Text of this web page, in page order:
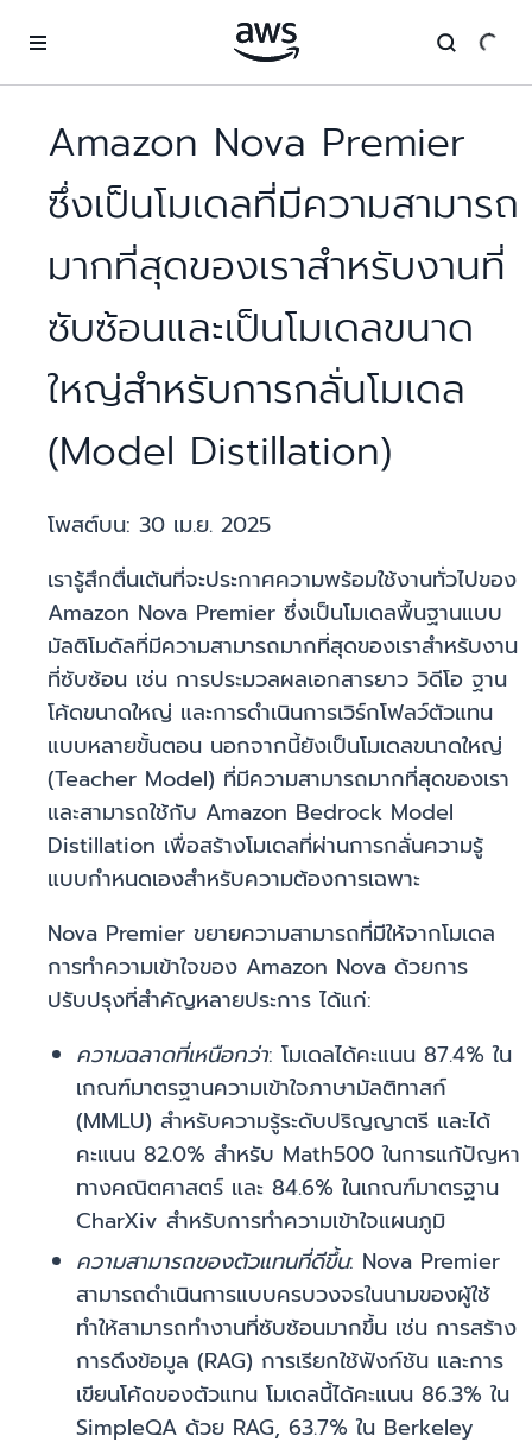
Amazon Nova Premier
ซึ่งเป็นโมเดลที่มีความสามารถ
มากที่สุดของเราสำหรับงานที่
ซับซ้อนและเป็นโมเดลขนาด
ใหญ่สำหรับการกลั่นโมเดล
(Model Distillation)
โพสต์บน: 30 เม.ย. 2025
เรารู้สึกตื่นเต้นที่จะประกาศความพร้อมใช้งานทั่วไปของ
Amazon Nova Premier ซึ่งเป็นโมเดลพื้นฐานแบบ
มัลติโมดัลที่มีความสามารถมากที่สุดของเราสำหรับงาน
ที่ซับซ้อน เช่น การประมวลผลเอกสารยาว วิดีโอ ฐาน
โค้ดขนาดใหญ่ และการดำเนินการเวิร์กโฟลว์ตัวแทน
แบบหลายขั้นตอน นอกจากนี้ยังเป็นโมเดลขนาดใหญ่
(Teacher Model) ที่มีความสามารถมากที่สุดของเรา
และสามารถใช้กับ Amazon Bedrock Model
Distillation เพื่อสร้างโมเดลที่ผ่านการกลั่นความรู้
แบบกำหนดเองสำหรับความต้องการเฉพาะ
Nova Premier ขยายความสามารถที่มีให้จากโมเดล
การทำความเข้าใจของ Amazon Nova ด้วยการ
ปรับปรุงที่สำคัญหลายประการ ได้แก่:
ความฉลาดที่เหนือกว่า: โมเดลได้คะแนน 87.4% ใน
เกณฑ์มาตรฐานความเข้าใจภาษามัลติทาสก์
(MMLU) สำหรับความรู้ระดับปริญญาตรี และได้
คะแนน 82.0% สำหรับ Math500 ในการแก้ปัญหา
ทางคณิตศาสตร์ และ 84.6% ในเกณฑ์มาตรฐาน
CharXiv สำหรับการทำความเข้าใจแผนภูมิ
ความสามารถของตัวแทนที่ดีขึ้น: Nova Premier
สามารถดำเนินการแบบครบวงจรในนามของผู้ใช้
ทำให้สามารถทำงานที่ซับซ้อนมากขึ้น เช่น การสร้าง
การดึงข้อมูล (RAG) การเรียกใช้ฟังก์ชัน และการ
เขียนโค้ดของตัวแทน โมเดลนี้ได้คะแนน 86.3% ใน
SimpleQA ด้วย RAG, 63.7% ใน Berkeley